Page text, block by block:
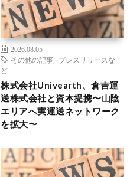
2026.08.05
その他の記事
プレスリリースな
ど
株式会社Univearth、倉吉運
送株式会社と資本提携〜山陰
エリアへ実運送ネットワーク
を拡大〜